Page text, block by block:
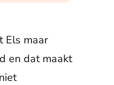
Els maar
en dat maakt